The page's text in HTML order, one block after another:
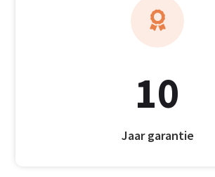

10
Jaar garantie